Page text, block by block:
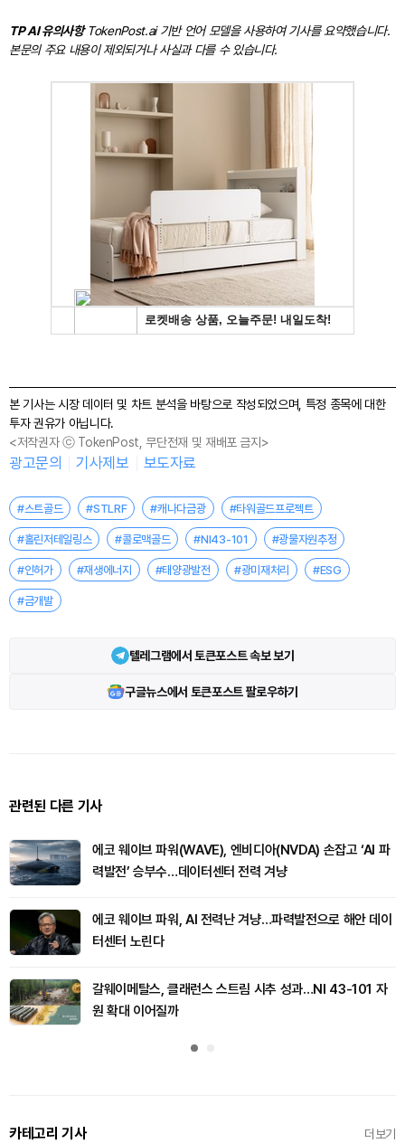
TP AI 유의사항TokenPost.ai 기반 언어 모델을 사용하여 기사를 요약했습니다.
본문의 주요 내용이 제외되거나 사실과 다를 수 있습니다.
본 기사는 시장 데이터 및 차트 분석을 바탕으로 작성되었으며, 특정 종목에 대한
투자 권유가 아닙니다.
<저작권자 ⓒ TokenPost, 무단전재 및 재배포 금지>
광고문의 기사제보 보도자료
#스트골드 #STLRF #캐나다금광 #타워골드프로젝트
#홀린저테일링스 #콜로맥골드 #NI43-101 #광물자원추정
#인허가 #재생에너지 #태양광발전 #광미재처리 #ESG
#금개발
텔레그램에서 토큰포스트 속보 보기
구글뉴스에서 토큰포스트 팔로우하기
관련된 다른 기사
에코 웨이브 파워(WAVE), 엔비디아(NVDA) 손잡고 ‘AI 파
력발전’ 승부수…데이터센터 전력 겨냥
에코 웨이브 파워, AI 전력난 겨냥…파력발전으로 해안 데이
터센터 노린다
갈웨이메탈스, 클래런스 스트림 시추 성과…NI 43-101 자
원 확대 이어질까
카테고리 기사 더보기